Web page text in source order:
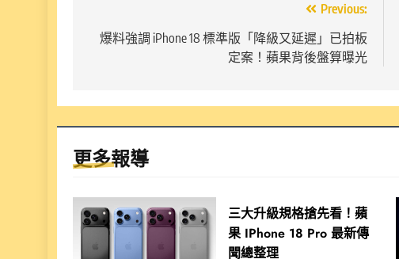
章
Previous:
爆料強調 iPhone 18 標準版「降級又延遲」已拍板
定案！蘋果背後盤算曝光
更多報導
三大升級規格搶先看！蘋
果 IPhone 18 Pro 最新傳
聞總整理